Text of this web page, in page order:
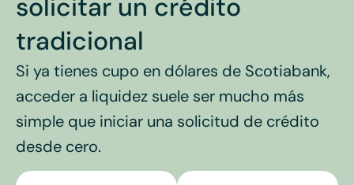
solicitar un crédito
tradicional
Si ya tienes cupo en dólares de Scotiabank,
acceder a liquidez suele ser mucho más
simple que iniciar una solicitud de crédito
desde cero.